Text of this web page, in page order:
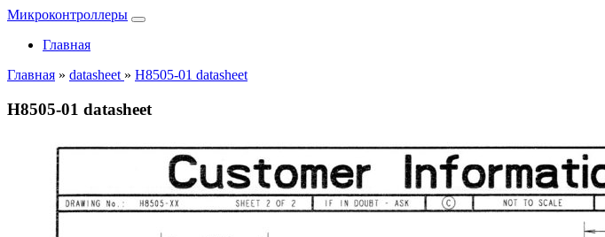
Микроконтроллеры
Главная
Главная » datasheet » H8505-01 datasheet
H8505-01 datasheet